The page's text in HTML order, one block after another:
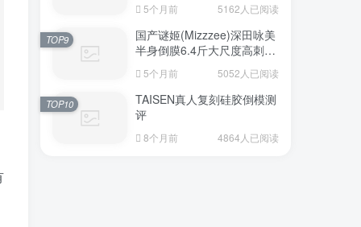
5个月前 5162人已阅读
国产谜姬(Mizzzee)深田咏美
半身倒膜6.4斤大尺度高刺激
5个月前 5052人已阅读
TOP9
TAISEN真人复刻硅胶倒模测
评
8个月前 4864人已阅读
TOP10